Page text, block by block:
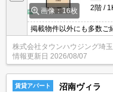
画像：16枚
2階
掲載物件以外にも多数ご
見可能です！メールでの
ますとスムーズに御対応
株式会社タウンハウジング埼
情報更新日 2026/08/07
賃貸アパート 沼南ヴィラ